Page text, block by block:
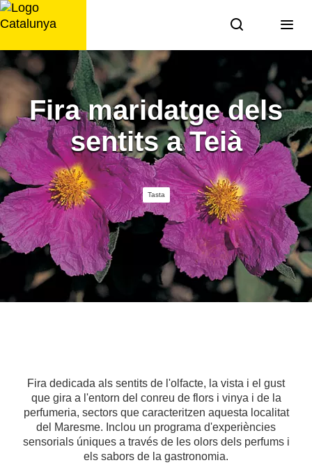
Saltar
al
Fira maridatge dels
sentits a Teià
Tasta
Fira dedicada als sentits de l'olfacte, la vista i el gust
que gira a l'entorn del conreu de flors i vinya i de la
perfumeria, sectors que caracteritzen aquesta localitat
del Maresme. Inclou un programa d'experiències
sensorials úniques a través de les olors dels perfums i
els sabors de la gastronomia.